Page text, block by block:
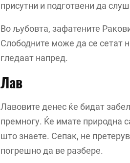
присутни и подготвени да
Во љубовта, зафатените
Слободните може да се сетат
гледаат напред.
Лав
Лавовите денес ќе бидат
премногу. Ќе имате природна
што знаете. Сепак, не
погрешно да ве разбере.